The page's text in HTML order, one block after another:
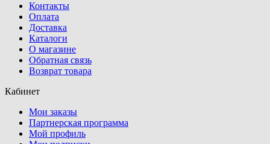
Контакты
Оплата
Доставка
Каталоги
О магазине
Обратная связь
Возврат товара
Кабинет
Мои заказы
Партнерская программа
Мой профиль